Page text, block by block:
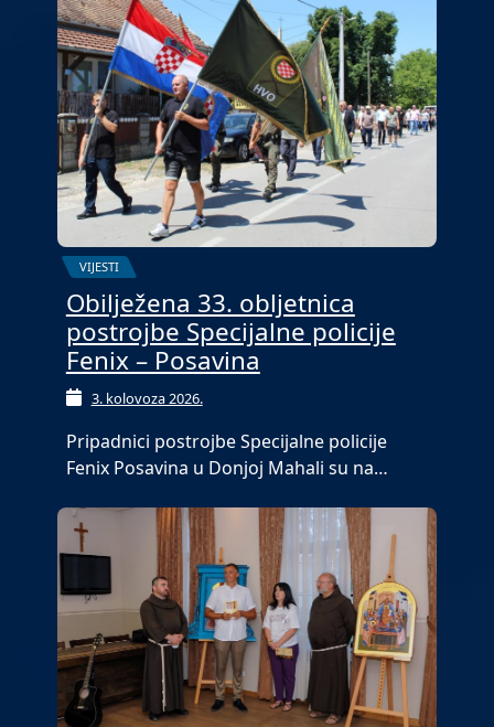
VIJESTI
Obilježena 33. obljetnica
postrojbe Specijalne policije
Fenix – Posavina
3. kolovoza 2026.
Pripadnici postrojbe Specijalne policije
Fenix Posavina u Donjoj Mahali su na…